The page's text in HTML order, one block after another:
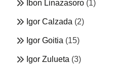
Ibon Linazasoro (1)
Igor Calzada (2)
Igor Goitia (15)
Igor Zulueta (3)